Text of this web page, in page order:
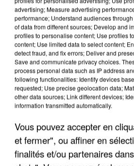
LES INTERVIEWS
FRANCE
"JE SUIS À
ENFOIRÉS"
advertising; Measure advertising
performance; Understand audiences
of data from different sources; Develop and
profiles to personalise content; Use profiles
content; Use limited data to select content;
detect fraud, and fix errors; Deliver and
Save and communicate privacy choices.
process personal data such as IP address
following functionalities: Identify devices
requested; Use precise geolocation data;
other data sources; Link different devices;
information transmitted automatically.
Vous pouvez accepter en
et fermer", ou affiner en
finalités et/ou partenaires